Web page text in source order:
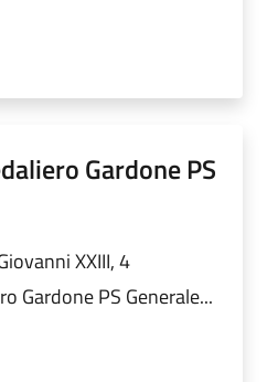
Gardone PS
XXIII, 4
Gardone PS Generale...